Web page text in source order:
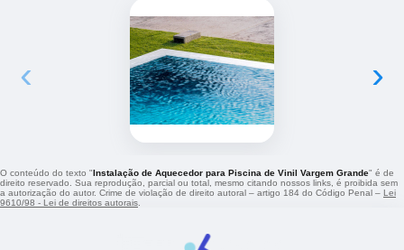
‹ ›
O conteúdo do texto "Instalação de Aquecedor para Piscina de Vinil Vargem Grande" é de
direito reservado. Sua reprodução, parcial ou total, mesmo citando nossos links, é proibida sem
a autorização do autor. Crime de violação de direito autoral – artigo 184 do Código Penal – Lei
9610/98 - Lei de direitos autorais